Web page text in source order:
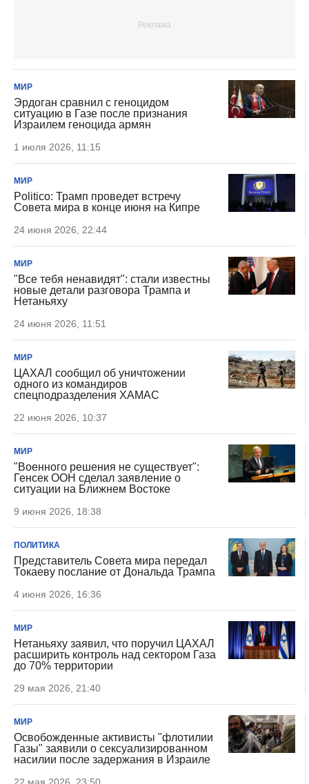
МИР
Эрдоган сравнил с геноцидом
ситуацию в Газе после признания
Израилем геноцида армян
1 июля 2026, 11:15
МИР
Politico: Трамп проведет встречу
Совета мира в конце июня на Кипре
24 июня 2026, 22:44
МИР
"Все тебя ненавидят": стали известны
новые детали разговора Трампа и
Нетаньяху
24 июня 2026, 11:51
МИР
ЦАХАЛ сообщил об уничтожении
одного из командиров
спецподразделения ХАМАС
22 июня 2026, 10:37
МИР
"Военного решения не существует":
Генсек ООН сделал заявление о
ситуации на Ближнем Востоке
9 июня 2026, 18:38
ПОЛИТИКА
Представитель Совета мира передал
Токаеву послание от Дональда Трампа
4 июня 2026, 16:36
МИР
Нетаньяху заявил, что поручил ЦАХАЛ
расширить контроль над сектором Газа
до 70% территории
29 мая 2026, 21:40
МИР
Освобожденные активисты "флотилии
Газы" заявили о сексуализированном
насилии после задержания в Израиле